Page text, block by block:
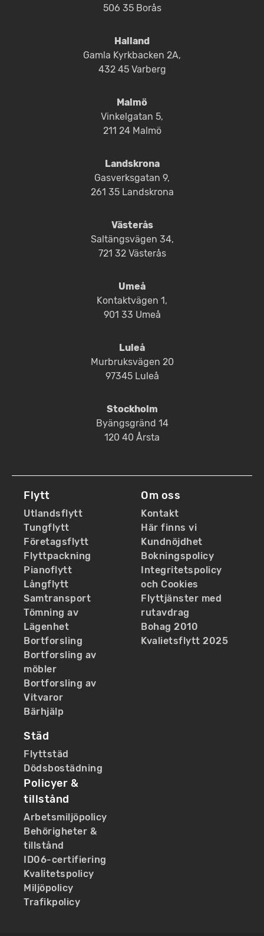
506 35 Borås
Halland
Gamla Kyrkbacken 2A,
432 45 Varberg
Malmö
Vinkelgatan 5,
211 24 Malmö
Landskrona
Gasverksgatan 9,
261 35 Landskrona
Västerås
Saltängsvägen 34,
721 32 Västerås
Umeå
Kontaktvägen 1,
901 33 Umeå
Luleå
Murbruksvägen 20
97345 Luleå
Stockholm
Byängsgränd 14
120 40 Årsta
Flytt
Utlandsflytt
Tungflytt
Företagsflytt
Flyttpackning
Pianoflytt
Långflytt
Samtransport
Tömning av
Lägenhet
Bortforsling
Bortforsling av
möbler
Bortforsling av
Vitvaror
Bärhjälp
Om oss
Kontakt
Här finns vi
Kundnöjdhet
Bokningspolicy
Integritetspolicy
och Cookies
Flyttjänster med
rutavdrag
Bohag 2010
Kvalietsflytt 2025
Städ
Flyttstäd
Dödsbostädning
Policyer &
tillstånd
Arbetsmiljöpolicy
Behörigheter &
tillstånd
ID06-certifiering
Kvalitetspolicy
Miljöpolicy
Trafikpolicy